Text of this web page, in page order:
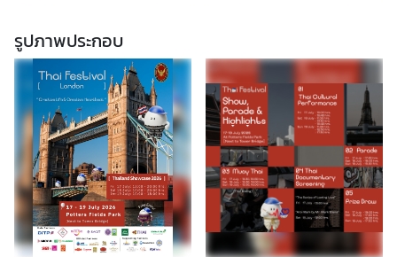
า
ณ
า
จั
ก
ร
ค
ว
รูปภาพประกอบ